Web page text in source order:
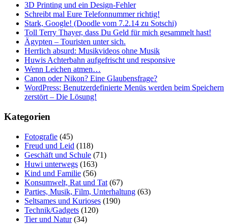
3D Printing und ein Design-Fehler
Schreibt mal Eure Telefonnummer richtig!
Stark, Google! (Doodle vom 7.2.14 zu Sotschi)
Toll Terry Thayer, dass Du Geld für mich gesammelt hast!
Ägypten – Touristen unter sich.
Herrlich absurd: Musikvideos ohne Musik
Huwis Achterbahn aufgefrischt und responsive
Wenn Leichen atmen…
Canon oder Nikon? Eine Glaubensfrage?
WordPress: Benutzerdefinierte Menüs werden beim Speichern
zerstört – Die Lösung!
Kategorien
Fotografie (45)
Freud und Leid (118)
Geschäft und Schule (71)
Huwi unterwegs (163)
Kind und Familie (56)
Konsumwelt, Rat und Tat (67)
Parties, Musik, Film, Unterhaltung (63)
Seltsames und Kurioses (190)
Technik/Gadgets (120)
Tier und Natur(34)